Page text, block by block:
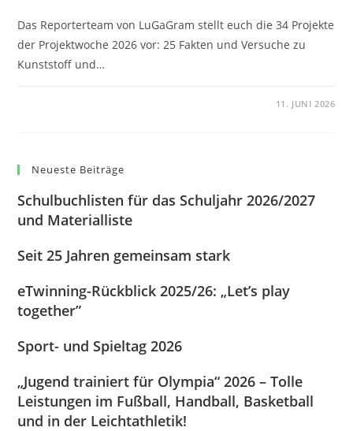
Das Reporterteam von LuGaGram stellt euch die 34 Projekte
der Projektwoche 2026 vor: 25 Fakten und Versuche zu
Kunststoff und…
11. JUNI 2026
Neueste Beiträge
Schulbuchlisten für das Schuljahr 2026/2027
und Materialliste
Seit 25 Jahren gemeinsam stark
eTwinning-Rückblick 2025/26: „Let’s play
together”
Sport- und Spieltag 2026
„Jugend trainiert für Olympia“ 2026 – Tolle
Leistungen im Fußball, Handball, Basketball
und in der Leichtathletik!